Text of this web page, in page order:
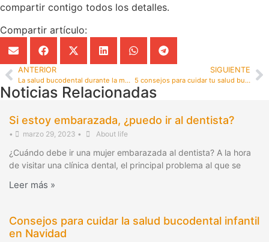
compartir contigo todos los detalles.
Compartir artículo:
ANTERIOR
La salud bucodental durante la menopausia
SIGUIENTE
5 consejos para cuidar tu salud bucodental si llevas ortodoncia
Noticias Relacionadas
Si estoy embarazada, ¿puedo ir al dentista?
• marzo 29, 2023 • About life
¿Cuándo debe ir una mujer embarazada al dentista? A la hora
de visitar una clínica dental, el principal problema al que se
Leer más »
Consejos para cuidar la salud bucodental infantil
en Navidad